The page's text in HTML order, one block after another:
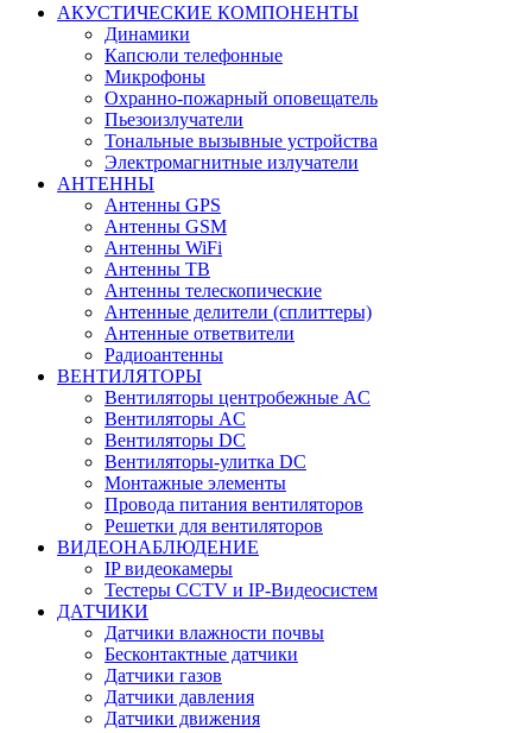
АКУСТИЧЕСКИЕ КОМПОНЕНТЫ
Динамики
Капсюли телефонные
Микрофоны
Охранно-пожарный оповещатель
Пьезоизлучатели
Тональные вызывные устройства
Электромагнитные излучатели
АНТЕННЫ
Антенны GPS
Антенны GSM
Антенны WiFi
Антенны ТВ
Антенны телескопические
Антенные делители (сплиттеры)
Антенные ответвители
Радиоантенны
ВЕНТИЛЯТОРЫ
Вентиляторы центробежные AC
Вентиляторы AC
Вентиляторы DC
Вентиляторы-улитка DC
Монтажные элементы
Провода питания вентиляторов
Решетки для вентиляторов
ВИДЕОНАБЛЮДЕНИЕ
IP видеокамеры
Тестеры CCTV и IP-Видеосистем
ДАТЧИКИ
Датчики влажности почвы
Бесконтактные датчики
Датчики газов
Датчики давления
Датчики движения